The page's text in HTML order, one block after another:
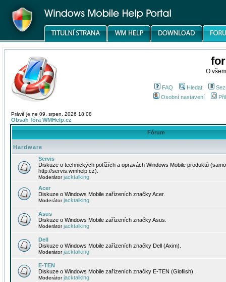
O
FAQ Hledat
Osobní nastavení
Právě je ne 09. srpen, 2026 18:08
Obsah fóra WMHelp.cz
Fórum
Hardware
Servis
Diskuze o technických potížích a opravách Windows Mobile produktů
http://servis.wmhelp.cz).
Moderátorjacktalking
Acer
Diskuze o Windows Mobile zařízeních značky Acer.
Moderátorjacktalking
Asus
Diskuze o Windows Mobile zařízeních značky Asus.
Moderátorjacktalking
Dell
Diskuze o Windows Mobile zařízeních značky Dell (Axim).
Moderátorjacktalking
E-TEN
Diskuze o Windows Mobile zařízeních značky E-TEN (Glofiish).
Moderátorjacktalking